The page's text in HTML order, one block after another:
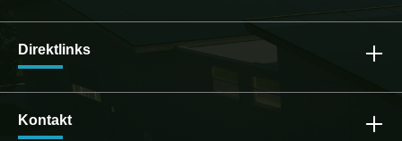
Direktlinks
Kontakt